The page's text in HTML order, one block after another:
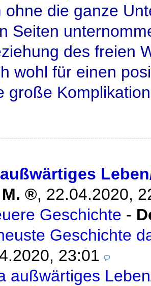
ohne die ganze
Seiten
des freien
wohl für einen
große
, 22.04.2020,
Geschichte -
Geschichte
23:01
außwärtiges